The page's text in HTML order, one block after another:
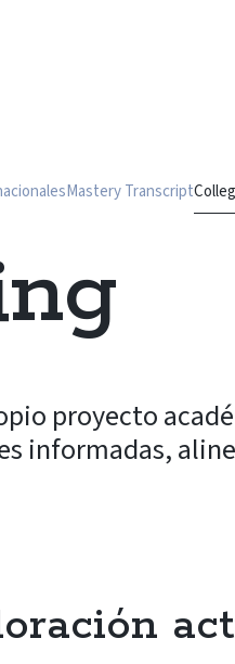
Mastery Transcript
proyecto
informadas,